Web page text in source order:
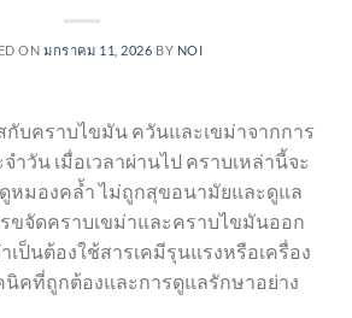
ONมกราคม 11, 2026 BY NOI
บคราบไขมัน ควันและเขม่าจากการ
วัน เมื่อเวลาผ่านไป คราบเหล่านี้จะ
หมองคล้ำ ไม่ถูกสุขอนามัยและดูแล
ขจัดคราบเขม่าและคราบไขมันออก
เป็นต้องใช้สารเคมีรุนแรงหรือเครื่อง
นิคที่ถูกต้องและการดูแลรักษาอย่าง